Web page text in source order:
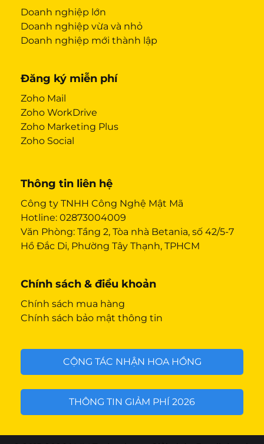
Doanh nghiệp lớn
Doanh nghiệp vừa và nhỏ
Doanh nghiệp mới thành lập
Đăng ký miễn phí
Zoho Mail
Zoho WorkDrive
Zoho Marketing Plus
Zoho Social
Thông tin liên hệ
Công ty TNHH Công Nghệ Mật Mã
Hotline: 02873004009
Văn Phòng: Tầng 2, Tòa nhà Betania, số 42/5-7
Hồ Đắc Di, Phường Tây Thạnh, TPHCM
Chính sách & điều khoản
Chính sách mua hàng
Chính sách bảo mật thông tin
CỘNG TÁC NHẬN HOA HỒNG
THÔNG TIN GIẢM PHÍ 2026